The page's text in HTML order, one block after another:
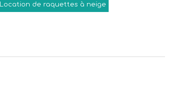
Location de raquettes à neige